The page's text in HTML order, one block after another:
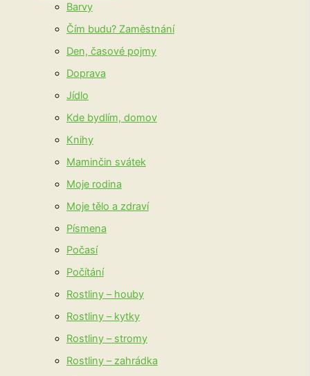
Barvy
Čím budu? Zaměstnání
Den, časové pojmy
Doprava
Jídlo
Kde bydlím, domov
Knihy
Maminčin svátek
Moje rodina
Moje tělo a zdraví
Písmena
Počasí
Počítání
Rostliny – houby
Rostliny – kytky
Rostliny – stromy
Rostliny – zahrádka